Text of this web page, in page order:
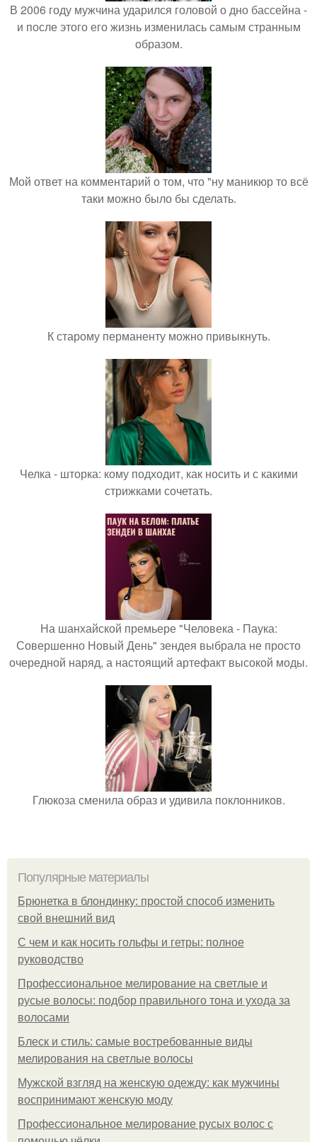
В 2006 году мужчина ударился головой о дно бассейна -
и после этого его жизнь изменилась самым странным
образом.
Мой ответ на комментарий о том, что "ну маникюр то всё
таки можно было бы сделать.
К старому перманенту можно привыкнуть.
Челка - шторка: кому подходит, как носить и с какими
стрижками сочетать.
На шанхайской премьере "Человека - Паука:
Совершенно Новый День" зендея выбрала не просто
очередной наряд, а настоящий артефакт высокой моды.
Глюкоза сменила образ и удивила поклонников.
Популярные материалы
Брюнетка в блондинку: простой способ изменить
свой внешний вид
С чем и как носить гольфы и гетры: полное
руководство
Профессиональное мелирование на светлые и
русые волосы: подбор правильного тона и ухода за
волосами
Блеск и стиль: самые востребованные виды
мелирования на светлые волосы
Мужской взгляд на женскую одежду: как мужчины
воспринимают женскую моду
Профессиональное мелирование русых волос с